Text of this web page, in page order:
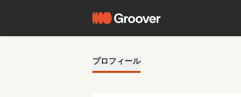
プロフィール